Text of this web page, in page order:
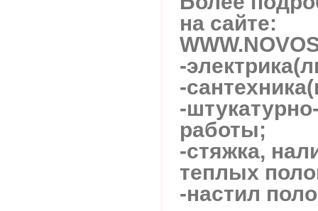
на сайте:
-
-
-
работы;
-стяжка,
теплых
-настил